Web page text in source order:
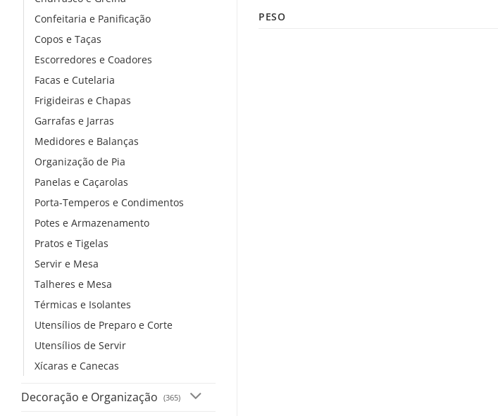
Confeitaria e Panificação
Copos e Taças
Escorredores e Coadores
Facas e Cutelaria
Frigideiras e Chapas
Garrafas e Jarras
Medidores e Balanças
Organização de Pia
Panelas e Caçarolas
Porta-Temperos e Condimentos
Potes e Armazenamento
Pratos e Tigelas
Servir e Mesa
Talheres e Mesa
Térmicas e Isolantes
Utensílios de Preparo e Corte
Utensílios de Servir
Xícaras e Canecas
Decoração e Organização (365)
PESO